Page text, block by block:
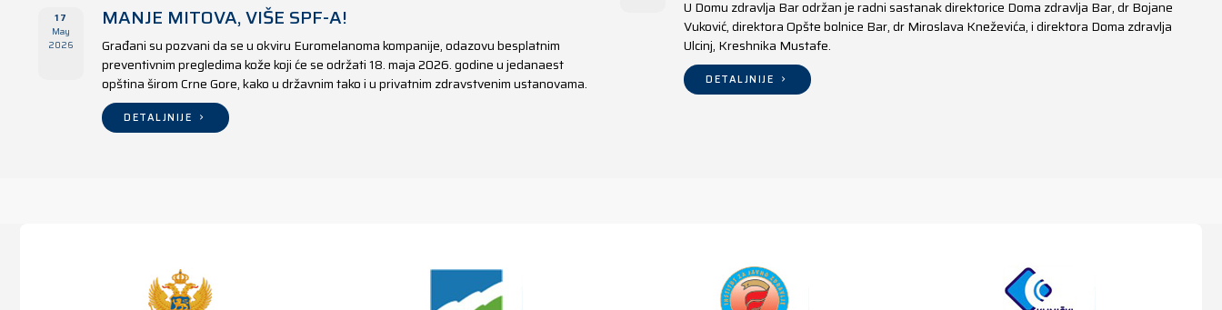
17
May
2026
MANJE MITOVA, VIŠE SPF-A!
Građani su pozvani da se u okviru Euromelanoma kompanije, odazovu besplatnim
preventivnim pregledima kože koji će se održati 18. maja 2026. godine u jedanaest
opština širom Crne Gore, kako u državnim tako i u privatnim zdravstvenim ustanovama.
DETALJNIJE
U Domu zdravlja Bar održan je radni sastanak direktorice Doma zdravlja Bar, dr Bojane
Vuković, direktora Opšte bolnice Bar, dr Miroslava Kneževića, i direktora Doma zdravlja
Ulcinj, Kreshnika Mustafe.
DETALJNIJE